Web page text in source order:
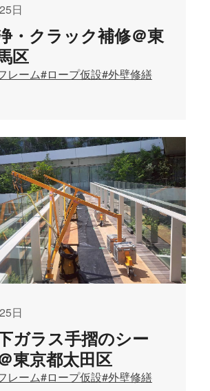
日
・クラック補修＠東
区
レーム#ロープ仮設#外壁修繕
日
ガラス手摺のシー
東京都太田区
レーム#ロープ仮設#外壁修繕